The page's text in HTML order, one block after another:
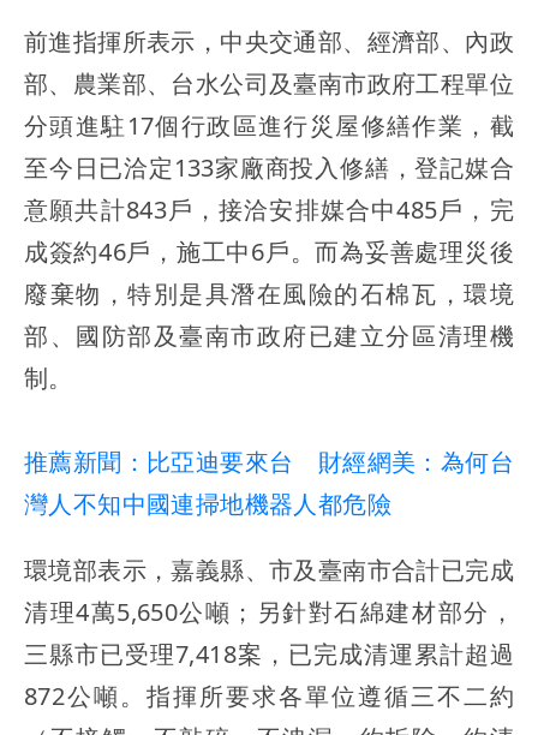
前進指揮所表示，中央交通部、經濟部、內政
部、農業部、台水公司及臺南市政府工程單位
分頭進駐17個行政區進行災屋修繕作業，截
至今日已洽定133家廠商投入修繕，登記媒合
意願共計843戶，接洽安排媒合中485戶，完
成簽約46戶，施工中6戶。而為妥善處理災後
廢棄物，特別是具潛在風險的石棉瓦，環境
部、國防部及臺南市政府已建立分區清理機
制。
推薦新聞：比亞迪要來台 財經網美：為何台
灣人不知中國連掃地機器人都危險
環境部表示，嘉義縣、市及臺南市合計已完成
清理4萬5,650公噸；另針對石綿建材部分，
三縣市已受理7,418案，已完成清運累計超過
872公噸。指揮所要求各單位遵循三不二約